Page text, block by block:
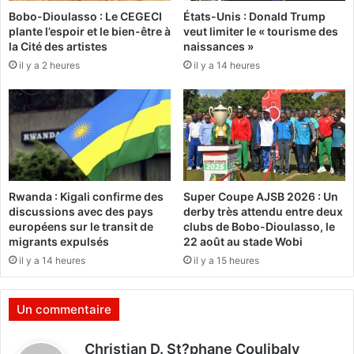
c
h
e
f
d
’
E
a
t
a
u
e
n
e
r
a
L
e
o
n
e
e
e
Bobo-Dioulasso : Le CEGECI
plante l’espoir et le bien-être à
la Cité des artistes
il y a 2 heures
États-Unis : Donald Trump
veut limiter le « tourisme des
naissances »
il y a 14 heures
Rwanda : Kigali confirme des
discussions avec des pays
européens sur le transit de
migrants expulsés
il y a 14 heures
Super Coupe AJSB 2026 : Un
derby très attendu entre deux
clubs de Bobo-Dioulasso, le
22 août au stade Wobi
il y a 15 heures
Un commentaire
Christian D. St?phane Coulibaly